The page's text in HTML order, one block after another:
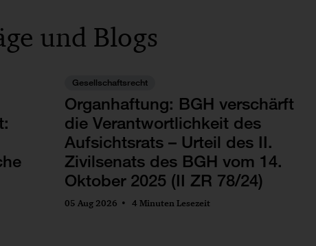
und Blogs
Gesellschaftsrecht
Organhaftung: BGH verschärft
die Verantwortlichkeit des
Aufsichtsrats – Urteil des II.
Zivilsenats des BGH vom 14.
Oktober 2025 (II ZR 78/24)
05 Aug 2026 4 Minuten Lesezeit